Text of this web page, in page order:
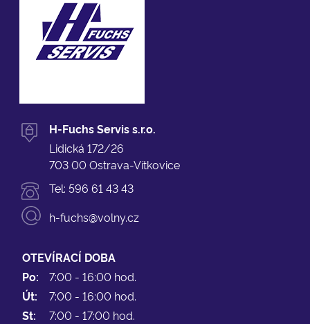
H-Fuchs Servis s.r.o.
Lidická 172/26
703 00 Ostrava-Vítkovice
Tel: 596 61 43 43
h-fuchs@volny.cz
OTEVÍRACÍ DOBA
Po:
7:00 - 16:00 hod.
Út:
7:00 - 16:00 hod.
St:
7:00 - 17:00 hod.